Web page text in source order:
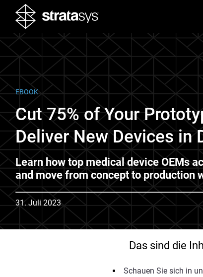
EBOOK
Cut 75% of Your
Deliver New Devices in
Learn how top medical device OEMs
and move from concept to production
31. Juli 2023
Das sind die
Schauen Sie sich in